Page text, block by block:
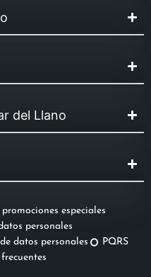
del Llano
promociones especiales
personales
datos personales
PQRS